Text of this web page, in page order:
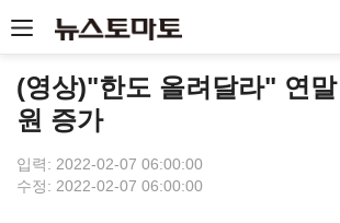
(영상)"한도 올려달라" 연
원 증가
입력: 2022-02-07 06:00:00
수정: 2022-02-07 06:00:00